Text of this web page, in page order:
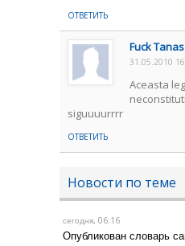
ОТВЕТИТЬ
Fuck
31.05.2010
Aceasta
siguuuurrrr
ОТВЕТИТЬ
Новости по теме
сегодня, 06:16
Опубликован словарь